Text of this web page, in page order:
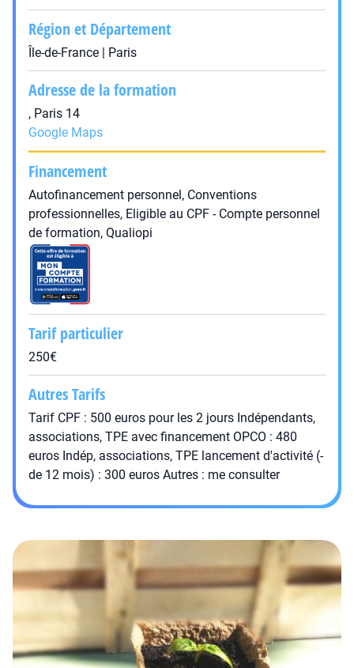
Région et Département
Île-de-France | Paris
Adresse de la formation
, Paris 14
Google Maps
Financement
Autofinancement personnel, Conventions
professionnelles, Eligible au CPF - Compte personnel
de formation, Qualiopi
Tarif particulier
250€
Autres Tarifs
Tarif CPF : 500 euros pour les 2 jours Indépendants,
associations, TPE avec financement OPCO : 480
euros Indép, associations, TPE lancement d'activité (-
de 12 mois) : 300 euros Autres : me consulter